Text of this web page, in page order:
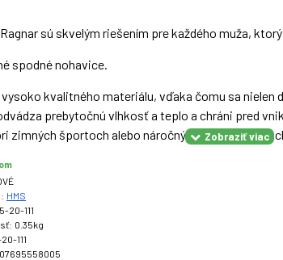
sú skvelým riešením pre každého muža,
spodné nohavice.
kvalitného materiálu, vďaka čomu sa
prebytočnú vlhkosť a teplo a chráni pred
zimných športoch alebo náročných horských
zvyšuje voľnosť pohybu používateľa.
6% elastan
HMS
20-111
0.35kg
111